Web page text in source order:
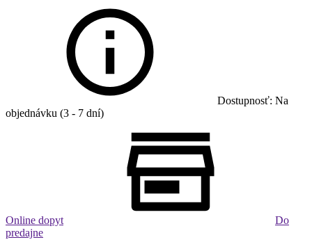
Dostupnosť: Na
objednávku (3 - 7 dní)
Online dopyt
Do
predajne